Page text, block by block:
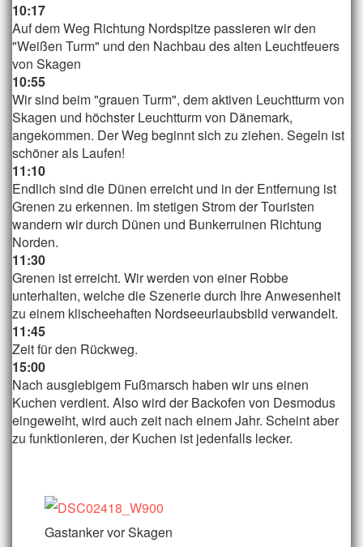
10:17
Auf dem Weg Richtung Nordspitze passieren wir den
"Weißen Turm" und den Nachbau des alten Leuchtfeuers
von Skagen
10:55
Wir sind beim "grauen Turm", dem aktiven Leuchtturm von
Skagen und höchster Leuchtturm von Dänemark,
angekommen. Der Weg beginnt sich zu ziehen. Segeln ist
schöner als Laufen!
11:10
Endlich sind die Dünen erreicht und in der Entfernung ist
Grenen zu erkennen. Im stetigen Strom der Touristen
wandern wir durch Dünen und Bunkerruinen Richtung
Norden.
11:30
Grenen ist erreicht. Wir werden von einer Robbe
unterhalten, welche die Szenerie durch Ihre Anwesenheit
zu einem klischeehaften Nordseeurlaubsbild verwandelt.
11:45
Zeit für den Rückweg.
15:00
Nach ausgiebigem Fußmarsch haben wir uns einen
Kuchen verdient. Also wird der Backofen von Desmodus
eingeweiht, wird auch zeit nach einem Jahr. Scheint aber
zu funktionieren, der Kuchen ist jedenfalls lecker.
Gastanker vor Skagen